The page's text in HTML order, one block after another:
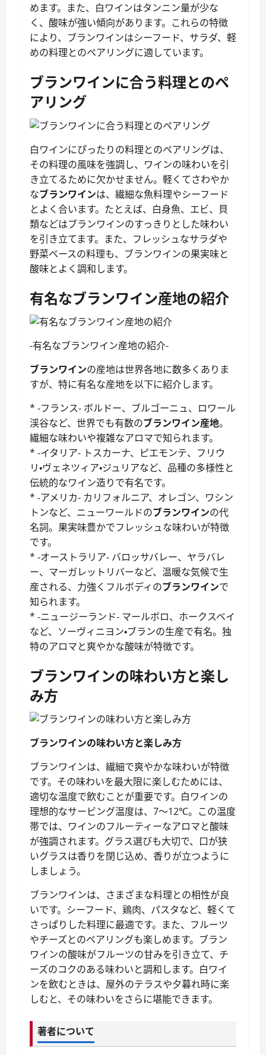
めます。また、白ワインはタンニン量が少な
く、酸味が強い傾向があります。これらの特徴
により、ブランワインはシーフード、サラダ、軽
めの料理とのペアリングに適しています。
ブランワインに合う料理とのペ
アリング
白ワインにぴったりの料理とのペアリングは、
その料理の風味を強調し、ワインの味わいを引
き立てるために欠かせません。軽くてさわやか
なブランワインは、繊細な魚料理やシーフード
とよく合います。たとえば、白身魚、エビ、貝
類などはブランワインのすっきりとした味わい
を引き立てます。また、フレッシュなサラダや
野菜ベースの料理も、ブランワインの果実味と
酸味とよく調和します。
有名なブランワイン産地の紹介
-有名なブランワイン産地の紹介-
ブランワインの産地は世界各地に数多くありま
すが、特に有名な産地を以下に紹介します。
* -フランス- ボルドー、ブルゴーニュ、ロワール
渓谷など、世界でも有数のブランワイン産地。
繊細な味わいや複雑なアロマで知られます。
* -イタリア- トスカーナ、ピエモンテ、フリウ
リ・ヴェネツィア・ジュリアなど、品種の多様性と
伝統的なワイン造りで有名です。
* -アメリカ- カリフォルニア、オレゴン、ワシン
トンなど、ニューワールドのブランワインの代
名詞。果実味豊かでフレッシュな味わいが特徴
です。
* -オーストラリア- バロッサバレー、ヤラバレ
ー、マーガレットリバーなど、温暖な気候で生
産される、力強くフルボディのブランワインで
知られます。
* -ニュージーランド- マールボロ、ホークスベイ
など、ソーヴィニヨン・ブランの生産で有名。独
特のアロマと爽やかな酸味が特徴です。
ブランワインの味わい方と楽し
み方
ブランワインの味わい方と楽しみ方
ブランワインは、繊細で爽やかな味わいが特徴
です。その味わいを最大限に楽しむためには、
適切な温度で飲むことが重要です。白ワインの
理想的なサービング温度は、7～12℃。この温度
帯では、ワインのフルーティーなアロマと酸味
が強調されます。グラス選びも大切で、口が狭
いグラスは香りを閉じ込め、香りが立つように
しましょう。
ブランワインは、さまざまな料理との相性が良
いです。シーフード、鶏肉、パスタなど、軽くて
さっぱりした料理に最適です。また、フルーツ
やチーズとのペアリングも楽しめます。ブラン
ワインの酸味がフルーツの甘みを引き立て、チ
ーズのコクのある味わいと調和します。白ワイ
ンを飲むときは、屋外のテラスや夕暮れ時に楽
しむと、その味わいをさらに堪能できます。
著者について